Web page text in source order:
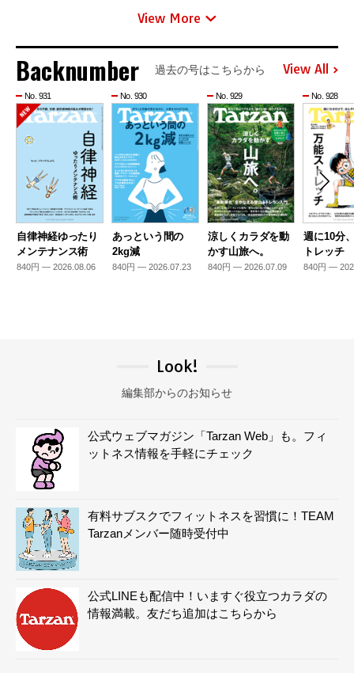
View More
Backnumber 過去の号はこちらから View All
No. 931
自律神経ゆったり
メンテナンス術
840円 — 2026.08.06
No. 930
あっという間の
2kg減
840円 — 2026.07.23
No. 929
涼しくカラダを動
かす山旅へ。
840円 — 2026.07.09
No. 928
週に10分
トレッチ
840円 —
Look!
編集部からのお知らせ
公式ウェブマガジン「Tarzan Web」も。フィ
ットネス情報を手軽にチェック
有料サブスクでフィットネスを習慣に！TEAM
Tarzanメンバー随時受付中
公式LINEも配信中！いますぐ役立つカラダの
情報満載。友だち追加はこちらから